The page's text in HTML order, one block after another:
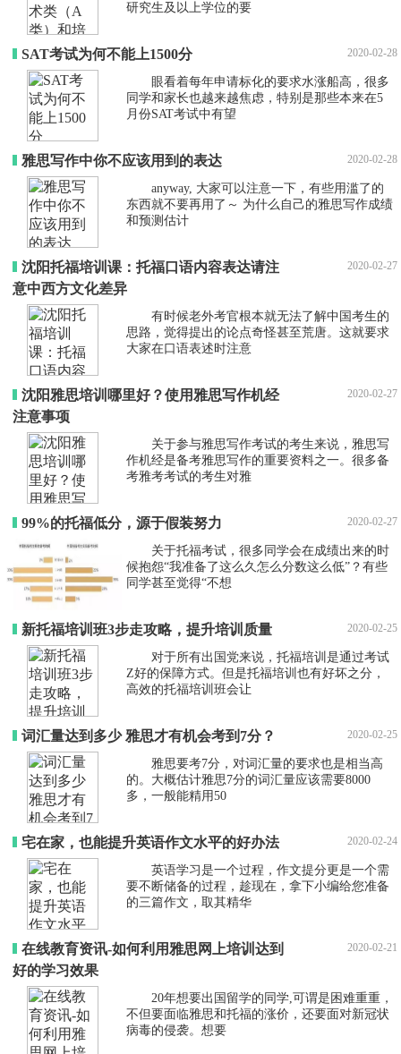
研究生及以上学位的要
SAT考试为何不能上1500分 2020-02-28
眼看着每年申请标化的要求水涨船高，很多
同学和家长也越来越焦虑，特别是那些本来在5
月份SAT考试中有望
雅思写作中你不应该用到的表达 2020-02-28
anyway, 大家可以注意一下，有些用滥了的
东西就不要再用了～ 为什么自己的雅思写作成绩
和预测估计
沈阳托福培训课：托福口语内容表达请注
意中西方文化差异
2020-02-27
有时候老外考官根本就无法了解中国考生的
思路，觉得提出的论点奇怪甚至荒唐。这就要求
大家在口语表述时注意
沈阳雅思培训哪里好？使用雅思写作机经
注意事项
2020-02-27
关于参与雅思写作考试的考生来说，雅思写
作机经是备考雅思写作的重要资料之一。很多备
考雅考考试的考生对雅
99%的托福低分，源于假装努力 2020-02-27
关于托福考试，很多同学会在成绩出来的时
候抱怨“我准备了这么久怎么分数这么低”？有些
同学甚至觉得“不想
新托福培训班3步走攻略，提升培训质量 2020-02-25
对于所有出国党来说，托福培训是通过考试
Z好的保障方式。但是托福培训也有好坏之分，
高效的托福培训班会让
词汇量达到多少 雅思才有机会考到7分？ 2020-02-25
雅思要考7分，对词汇量的要求也是相当高
的。大概估计雅思7分的词汇量应该需要8000
多，一般能精用50
宅在家，也能提升英语作文水平的好办法 2020-02-24
英语学习是一个过程，作文提分更是一个需
要不断储备的过程，趁现在，拿下小编给您准备
的三篇作文，取其精华
在线教育资讯-如何利用雅思网上培训达到
好的学习效果
2020-02-21
20年想要出国留学的同学,可谓是困难重重，
不但要面临雅思和托福的涨价，还要面对新冠状
病毒的侵袭。想要